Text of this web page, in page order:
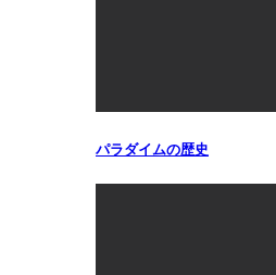
パラダイムの歴史